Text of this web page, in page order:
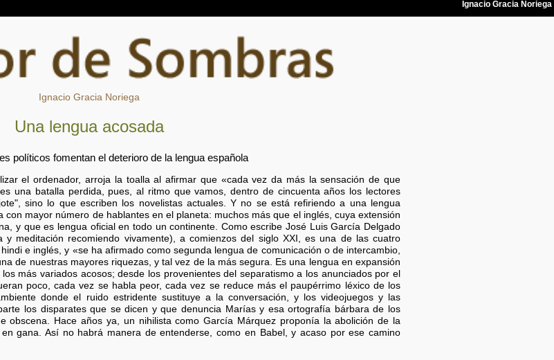
Ignacio Gracia Noriega
Una lengua acosada
políticos fomentan el deterioro de la lengua española
el ordenador, arroja la toalla al afirmar que «cada vez da más la sensación de que
una batalla perdida, pues, al ritmo que vamos, dentro de cincuenta años los lectores
sino lo que escriben los novelistas actuales. Y no se está refiriendo a una lengua
mayor número de hablantes en el planeta: muchos más que el inglés, cuya extensión
y que es lengua oficial en todo un continente. Como escribe José Luis García Delgado
meditación recomiendo vivamente), a comienzos del siglo XXI, es una de las cuatro
e inglés, y «se ha afirmado como segunda lengua de comunicación o de intercambio,
de nuestras mayores riquezas, y tal vez de la más segura. Es una lengua en expansión
más variados acosos; desde los provenientes del separatismo a los anunciados por el
poco, cada vez se habla peor, cada vez se reduce más el paupérrimo léxico de los
donde el ruido estridente sustituye a la conversación, y los videojuegos y las
los disparates que se dicen y que denuncia Marías y esa ortografía bárbara de los
obscena. Hace años ya, un nihilista como García Márquez proponía la abolición de la
gana. Así no habrá manera de entenderse, como en Babel, y acaso por ese camino